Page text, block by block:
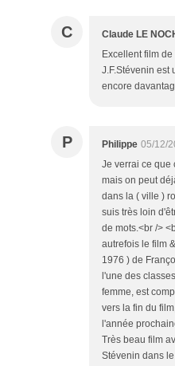
C Claude LE
Excellent film
J.F.Stévenin est
encore
P Philippe 05/12/
Je verrai ce que
mais on peut
dans la ( ville )
suis très loin
de mots.<br />
autrefois le film
1976 ) de
l'une des
femme, est
vers la fin du
l'année
Très beau film
Stévenin dans